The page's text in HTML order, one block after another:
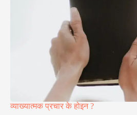
व्याख्यात्मक प्रचार के होइन ?